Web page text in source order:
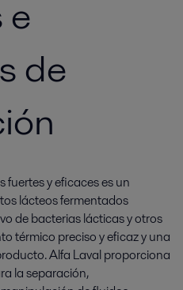
de
fuertes y eficaces es un
lácteos fermentados
de bacterias lácticas y otros
térmico preciso y eficaz y una
Alfa Laval proporciona
la separación,